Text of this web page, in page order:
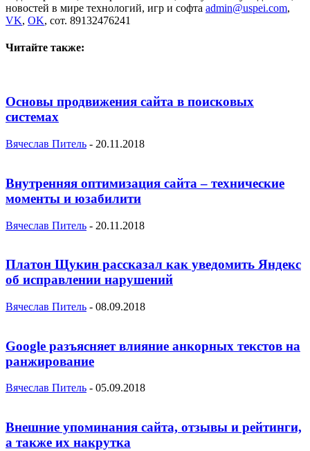
новостей в мире технологий, игр и софта admin@uspei.com,
VK, OK, сот. 89132476241
Читайте также:
Основы продвижения сайта в поисковых
системах
Вячеслав Питель - 20.11.2018
Внутренняя оптимизация сайта – технические
моменты и юзабилити
Вячеслав Питель - 20.11.2018
Платон Щукин рассказал как уведомить Яндекс
об исправлении нарушений
Вячеслав Питель - 08.09.2018
Google разъясняет влияние анкорных текстов на
ранжирование
Вячеслав Питель - 05.09.2018
Внешние упоминания сайта, отзывы и рейтинги,
а также их накрутка